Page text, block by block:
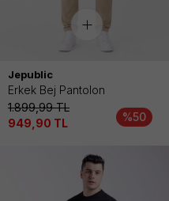
Jepublic
Erkek Bej Pantolon
1.899,99TL
949,90 TL %50